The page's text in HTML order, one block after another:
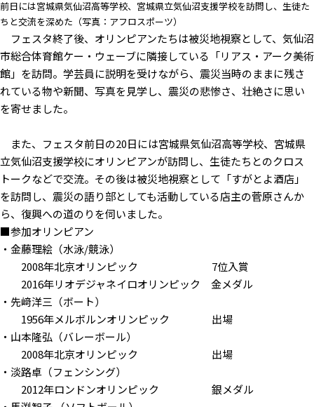
前日には宮城県気仙沼高等学校、宮城県立気仙沼支援学校を訪問し、生徒た
ちと交流を深めた（写真：アフロスポーツ）
フェスタ終了後、オリンピアンたちは被災地視察として、気仙沼
市総合体育館ケー・ウェーブに隣接している「リアス・アーク美術
館」を訪問。学芸員に説明を受けながら、震災当時のままに残さ
れている物や新聞、写真を見学し、震災の悲惨さ、壮絶さに思い
を寄せました。
また、フェスタ前日の20日には宮城県気仙沼高等学校、宮城県
立気仙沼支援学校にオリンピアンが訪問し、生徒たちとのクロス
トークなどで交流。その後は被災地視察として「すがとよ酒店」
を訪問し、震災の語り部としても活動している店主の菅原さんか
ら、復興への道のりを伺いました。
■参加オリンピアン
・金藤理絵（水泳/競泳）
2008年北京オリンピック 7位入賞
2016年リオデジャネイロオリンピック 金メダル
・先﨑洋三（ボート）
1956年メルボルンオリンピック 出場
・山本隆弘（バレーボール）
2008年北京オリンピック 出場
・淡路卓（フェンシング）
2012年ロンドンオリンピック 銀メダル